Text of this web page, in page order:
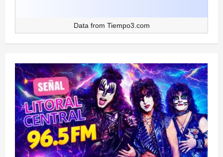
Data from Tiempo3.com